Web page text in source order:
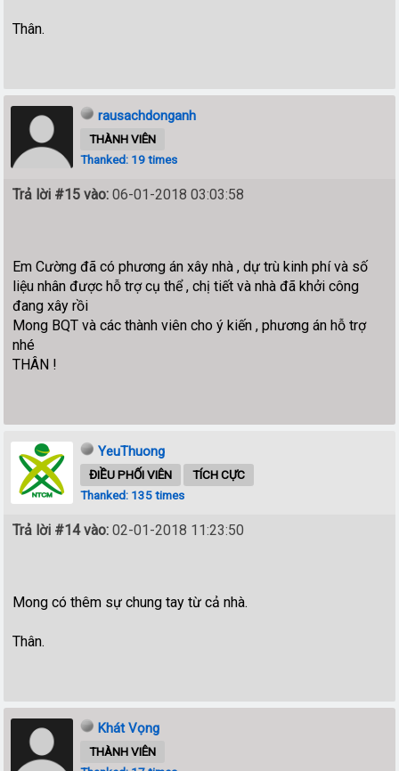
Thân.
rausachdonganh
THÀNH VIÊN
Thanked: 19 times
Trả lời #15 vào: 06-01-2018 03:03:58
Em Cường đã có phương án xây nhà , dự trù kinh phí và số
liệu nhân được hỗ trợ cụ thể , chị tiết và nhà đã khởi công
đang xây rồi
Mong BQT và các thành viên cho ý kiến , phương án hỗ trợ
nhé
THÂN !
YeuThuong
ĐIỀU PHỐI VIÊN
TÍCH CỰC
Thanked: 135 times
Trả lời #14 vào: 02-01-2018 11:23:50
Mong có thêm sự chung tay từ cả nhà.
Thân.
Khát Vọng
THÀNH VIÊN